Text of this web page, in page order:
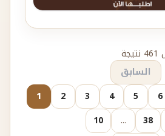
السابق
1
2 3 4 5 6
10
... 38